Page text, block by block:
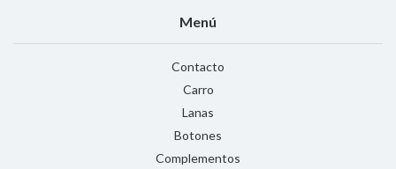
Menú
Contacto
Carro
Lanas
Botones
Complementos